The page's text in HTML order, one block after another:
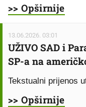
>> Opširnije
13.06.2026. 03:01
UŽIVO SAD i
SP-a na
Tekstualni prijenos
>> Opširnije